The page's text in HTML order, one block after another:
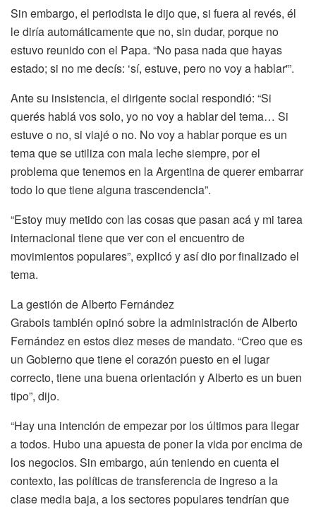
Sin embargo, el periodista le dijo que, si fuera al revés, él
le diría automáticamente que no, sin dudar, porque no
estuvo reunido con el Papa. “No pasa nada que hayas
estado; si no me decís: ‘sí, estuve, pero no voy a hablar'”.
Ante su insistencia, el dirigente social respondió: “Si
querés hablá vos solo, yo no voy a hablar del tema… Si
estuve o no, si viajé o no. No voy a hablar porque es un
tema que se utiliza con mala leche siempre, por el
problema que tenemos en la Argentina de querer embarrar
todo lo que tiene alguna trascendencia”.
“Estoy muy metido con las cosas que pasan acá y mi tarea
internacional tiene que ver con el encuentro de
movimientos populares”, explicó y así dio por finalizado el
tema.
La gestión de Alberto Fernández
Grabois también opinó sobre la administración de Alberto
Fernández en estos diez meses de mandato. “Creo que es
un Gobierno que tiene el corazón puesto en el lugar
correcto, tiene una buena orientación y Alberto es un buen
tipo”, dijo.
“Hay una intención de empezar por los últimos para llegar
a todos. Hubo una apuesta de poner la vida por encima de
los negocios. Sin embargo, aún teniendo en cuenta el
contexto, las políticas de transferencia de ingreso a la
clase media baja, a los sectores populares tendrían que